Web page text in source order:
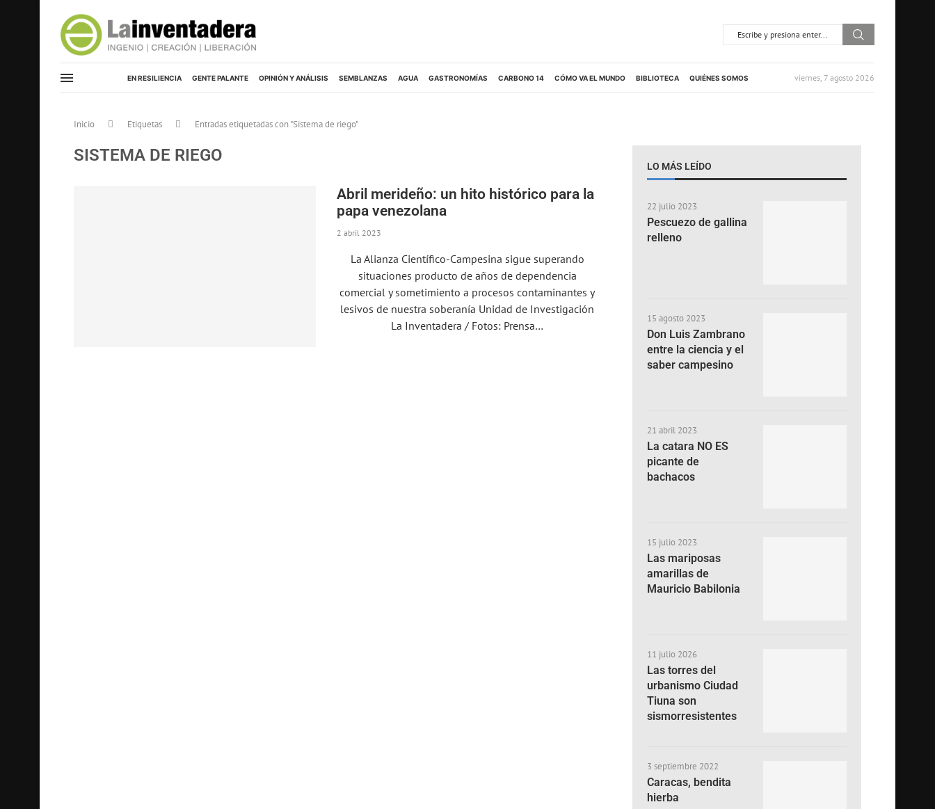
EN RESILIENCIA GENTE PALANTE OPINIÓN Y ANÁLISIS SEMBLANZAS AGUA GASTRONOMÍAS CARBONO 14 CÓMO VA EL MUNDO BIBLIOTECA QUIÉNES SOMOS viernes, 7 agosto 2026
Inicio Etiquetas Entradas etiquetadas con "Sistema de riego"
SISTEMA DE RIEGO
Abril merideño: un hito histórico para la
papa venezolana
2 abril 2023
La Alianza Científico-Campesina sigue superando
situaciones producto de años de dependencia
comercial y sometimiento a procesos contaminantes y
lesivos de nuestra soberanía Unidad de Investigación
La Inventadera / Fotos: Prensa…
LO MÁS LEÍDO
22 julio 2023
Pescuezo de gallina
relleno
15 agosto 2023
Don Luis Zambrano
entre la ciencia y el
saber campesino
21 abril 2023
La catara NO ES
picante de
bachacos
15 julio 2023
Las mariposas
amarillas de
Mauricio Babilonia
11 julio 2026
Las torres del
urbanismo Ciudad
Tiuna son
sismorresistentes
3 septiembre 2022
Caracas, bendita
hierba